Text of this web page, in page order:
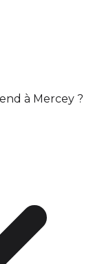
à Mercey ?